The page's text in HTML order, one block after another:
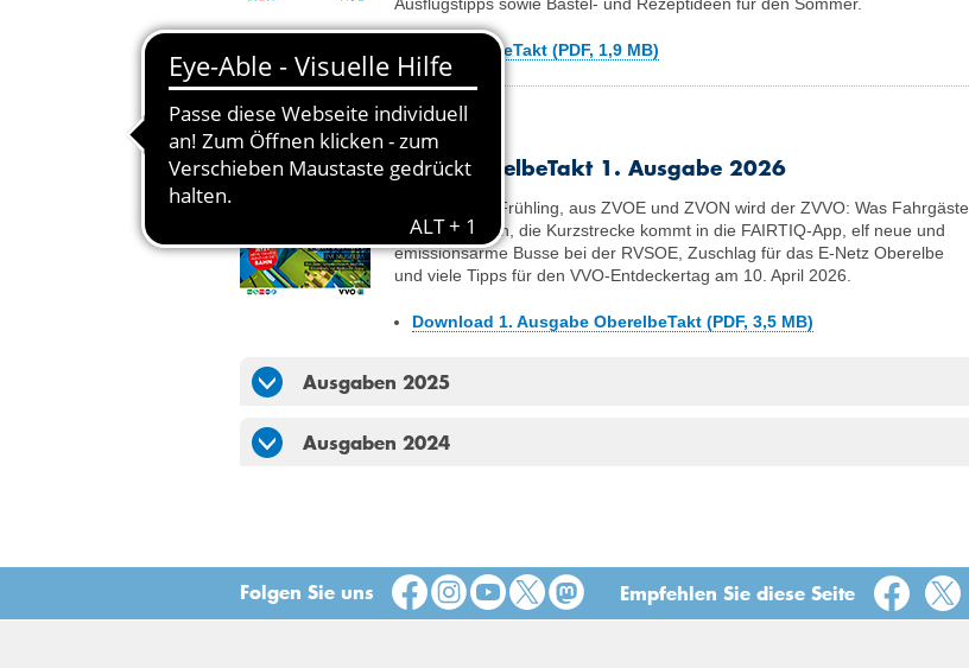
Download 2. Ausgabe OberelbeTakt (PDF, 1,9 MB)
10.03.2026
VVO OberelbeTakt 1. Ausgabe 2026
Tipps für den Frühling, aus ZVOE und ZVON wird der ZVVO: Was Fahrgäste
wissen müssen, die Kurzstrecke kommt in die FAIRTIQ-App, elf neue und
emissionsarme Busse bei der RVSOE, Zuschlag für das E-Netz Oberelbe
und viele Tipps für den VVO-Entdeckertag am 10. April 2026.
Download 1. Ausgabe OberelbeTakt (PDF, 3,5 MB)
Ausgaben 2025
Ausgaben 2024
Folgen Sie uns Empfehlen Sie diese Seite